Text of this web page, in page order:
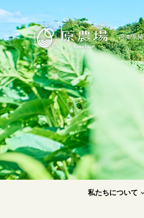
原農場
熊本県
私たちについて